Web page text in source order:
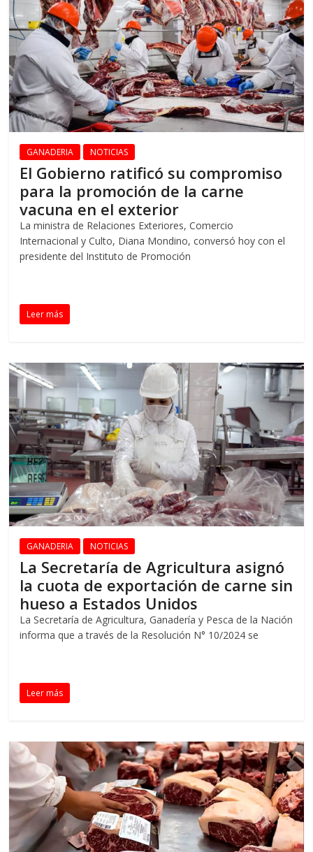
GANADERIA NOTICIAS
El Gobierno ratificó su compromiso
para la promoción de la carne
vacuna en el exterior
La ministra de Relaciones Exteriores, Comercio
Internacional y Culto, Diana Mondino, conversó hoy con el
presidente del Instituto de Promoción
Leer más
GANADERIA NOTICIAS
La Secretaría de Agricultura asignó
la cuota de exportación de carne sin
hueso a Estados Unidos
La Secretaría de Agricultura, Ganadería y Pesca de la Nación
informa que a través de la Resolución N° 10/2024 se
Leer más